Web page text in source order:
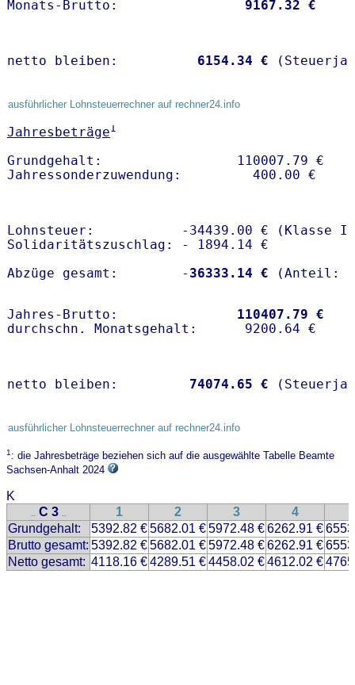
Monats-Brutto: 9167.32 €
netto bleiben: 6154.34 €
ausführlicher Lohnsteuerrechner auf rechner24.info
Jahresbeträge1
Grundgehalt:                 110007.79 €
Lohnsteuer:           -34439.00 € (Klasse I)
Solidaritätszuschlag: - 1894.14 €
Abzüge gesamt:        - 36333.14 €
Jahres-Brutto: 110407.79 €
netto bleiben: 74074.65 €
ausführlicher Lohnsteuerrechner auf rechner24.info
1: die Jahresbeträge beziehen sich auf die ausgewählte Tabelle Beamte
Sachsen-Anhalt 2024
K
.. C 3 .. 1 2 3 4
Grundgehalt:
5392.82 €5682.01 €5972.48 €6262.91 €
Brutto gesamt: 5392.82 €5682.01 €5972.48 €6262.91 €
Netto gesamt: 4118.16 €4289.51 €4458.02 €4612.02 €